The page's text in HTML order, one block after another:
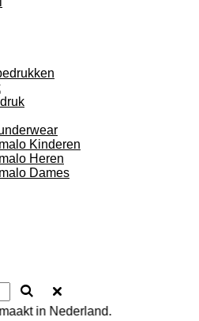
Kinderen
Heren
Dames
in Nederland.